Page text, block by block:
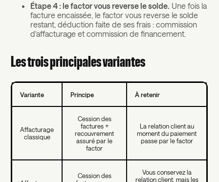
Étape 4 : le factor vous reverse le solde. Une fois la
facture encaissée, le factor vous reverse le solde
restant, déduction faite de ses frais : commission
d'affacturage et commission de financement.
Les trois principales variantes
Variante Principe À retenir
Affacturage
classique
Cession des
factures +
recouvrement
assuré par le
factor
La relation client au
moment du paiement
passe par le factor
Cession des
Vous conservez la
relation client, mais les